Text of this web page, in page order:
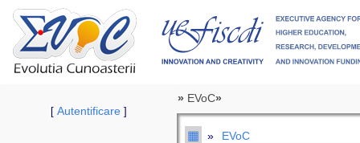
[ Autentificare]
» EVoC»
▦ » EVoC